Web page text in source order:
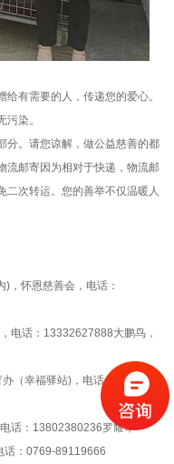
有需要的人，传递您的爱心。
染。
分。请您谅解，做公益慈善的都
流邮寄因为相对于快递，物流邮
二次转运。您的善举不仅温暖人
，怀恩慈善会，电话：
电话：13332627888大鹏鸟，
（幸福驿站)，电话：0769-
话：13802380236罗耀华
话：0769-89119666